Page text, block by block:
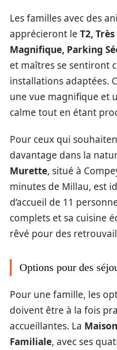
Les familles avec des
apprécieront le T2,
Magnifique, Parking
et maîtres se sentiront
installations adaptées.
une vue magnifique et
calme tout en étant
Pour ceux qui
davantage dans la
Murette, situé à
minutes de Millau, est
d’accueil de 11
complets et sa cuisine
rêvé pour des
Options pour des
Pour une famille, les
doivent être à la fois
accueillantes. La
Familiale, avec ses